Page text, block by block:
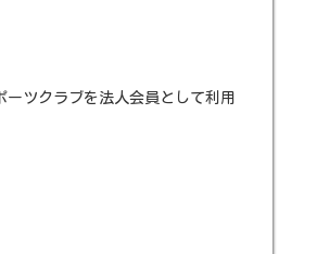
ツクラブを法人会員として利用